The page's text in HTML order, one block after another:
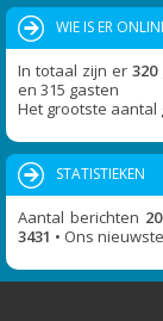
WIE IS ER
In totaal zijn er 320
en 315 gasten
Het grootste
STATISTIEKEN
Aantal berichten
3431 • Ons